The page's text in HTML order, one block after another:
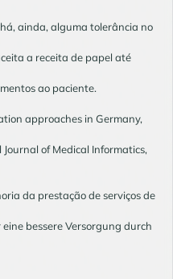
ainda, alguma tolerância no
a receita de papel até
ao paciente.
approaches in Germany,
of Medical Informatics,
da prestação de serviços de
bessere Versorgung durch